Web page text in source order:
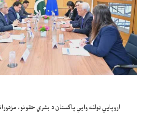
اروپايي ټولنه وايي پاکستان د بشري حقونو،